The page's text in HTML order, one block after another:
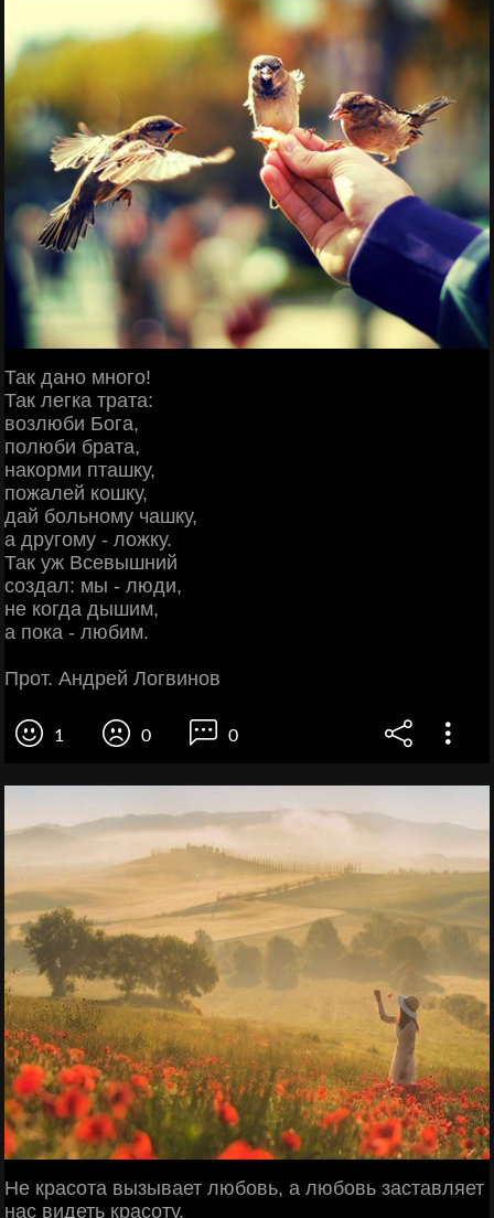
Так дано много!
Так легка трата:
возлюби Бога,
полюби брата,
накорми пташку,
пожалей кошку,
дай больному чашку,
а другому - ложку.
Так уж Всевышний
создал: мы - люди,
не когда дышим,
а пока - любим.
Прот. Андрей Логвинов
1 0 0
Не красота вызывает любовь, а любовь заставляет
нас видеть красоту.